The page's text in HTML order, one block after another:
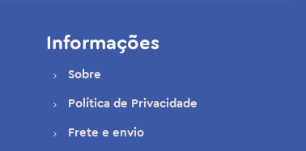
Informações
Sobre
Política de Privacidade
Frete e envio